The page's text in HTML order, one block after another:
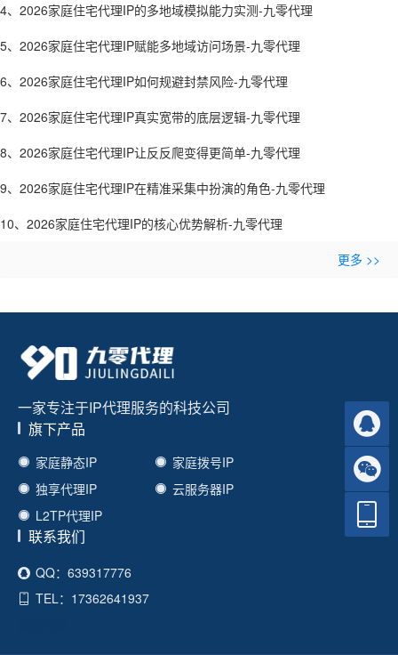
4、2026家庭住宅代理IP的多地域模拟能力实测-九零代理
5、2026家庭住宅代理IP赋能多地域访问场景-九零代理
6、2026家庭住宅代理IP如何规避封禁风险-九零代理
7、2026家庭住宅代理IP真实宽带的底层逻辑-九零代理
8、2026家庭住宅代理IP让反反爬变得更简单-九零代理
9、2026家庭住宅代理IP在精准采集中扮演的角色-九零代理
10、2026家庭住宅代理IP的核心优势解析-九零代理
更多 >>
一家专注于IP代理服务的科技公司
旗下产品
家庭静态IP
家庭拨号IP
独享代理IP
云服务器IP
L2TP代理IP
联系我们
QQ：639317776
TEL：17362641937